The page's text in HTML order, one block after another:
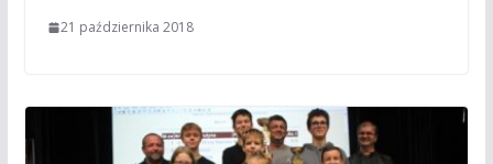
21 października 2018